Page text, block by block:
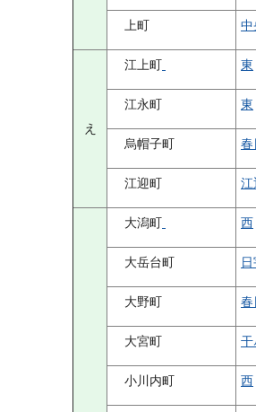
上町 中
え
江上町 東
江永町 東
烏帽子町 春
江迎町 江
大潟町 西
大岳台町
大野町 春
大宮町 干
小川内町
西